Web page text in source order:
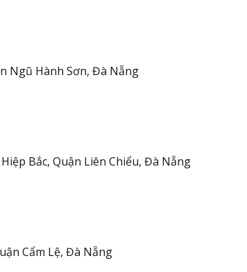
Ngũ Hành Sơn, Đà Nẵng
Bắc, Quận Liên Chiểu, Đà Nẵng
Cẩm Lệ, Đà Nẵng